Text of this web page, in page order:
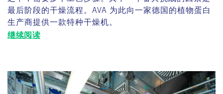
最后阶段的干燥流程。AVA 为此向一家德国的植物蛋白
生产商提供一款特种干燥机。
继续阅读